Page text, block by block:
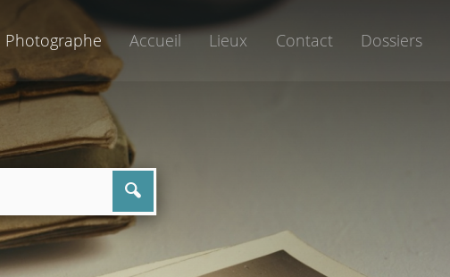
Photographe Accueil Lieux Contact Dossiers